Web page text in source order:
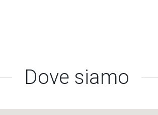
Dove siamo